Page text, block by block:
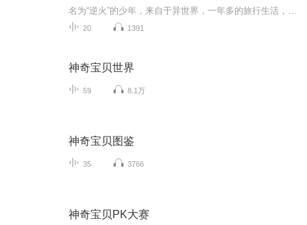
20 1391
神奇宝贝世界
59 8.1万
神奇宝贝图鉴
35 3766
神奇宝贝PK大赛